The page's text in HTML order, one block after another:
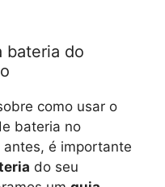
bateria do
como usar o
bateria no
antes, é importante
do seu